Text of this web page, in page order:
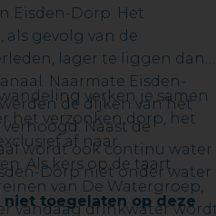
Eisden-Dorp. Het
als gevolg van de
lager te liggen dan
Naarmate Eisden-
de dijken van het
Naast de
wordt ook continu water
Dorp niet onder water
verken je samen
het verzonken dorp, het
af naar
Als kers op de taart
van De Watergroep,
vandaag drinkwater
niet toegelaten op deze